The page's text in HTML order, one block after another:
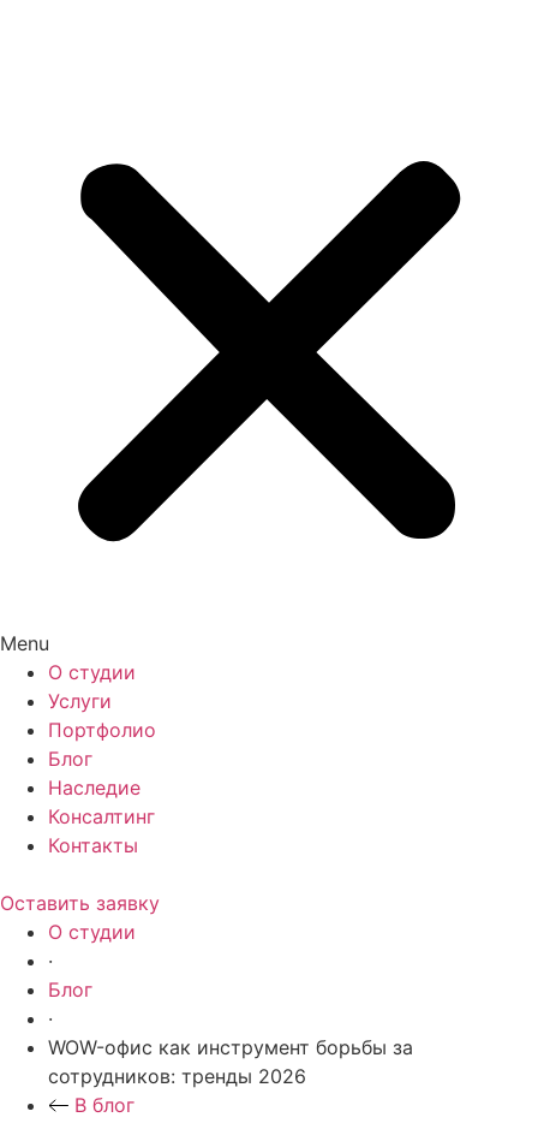
Menu
О студии
Услуги
Портфолио
Блог
Наследие
Консалтинг
Контакты
Оставить заявку
О студии
·
Блог
·
WOW-офис как инструмент борьбы за
сотрудников: тренды 2026
В блог